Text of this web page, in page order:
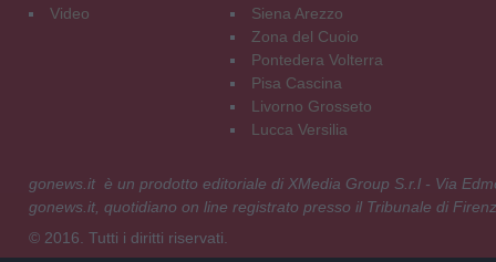
Video
Siena Arezzo
Zona del Cuoio
Pontedera Volterra
Pisa Cascina
Livorno Grosseto
Lucca Versilia
gonews.it è un prodotto editoriale di XMedia Group S.r.l - Via
gonews.it, quotidiano on line registrato presso il Tribunale di
© 2016. Tutti i diritti riservati.